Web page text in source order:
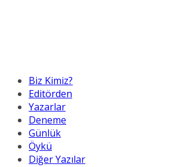
Biz Kimiz?
Editörden
Yazarlar
Deneme
Günlük
Öykü
Diğer Yazılar